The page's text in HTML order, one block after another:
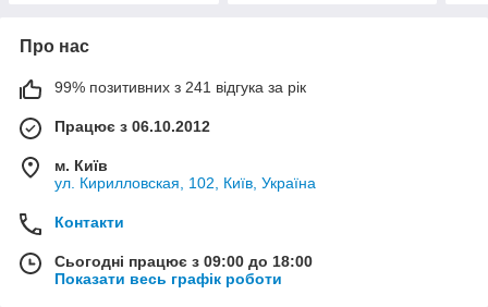
Про нас
99% позитивних з 241 відгука за рік
Працює з 06.10.2012
м. Київ
ул. Кирилловская, 102, Київ, Україна
Контакти
Сьогодні працює з 09:00 до 18:00
Показати весь графік роботи